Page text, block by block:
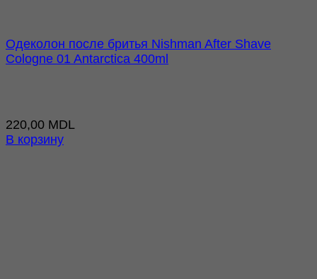
Одеколон после бритья Nishman After Shave
Cologne 01 Antarctica 400ml
220,00 MDL
В корзину